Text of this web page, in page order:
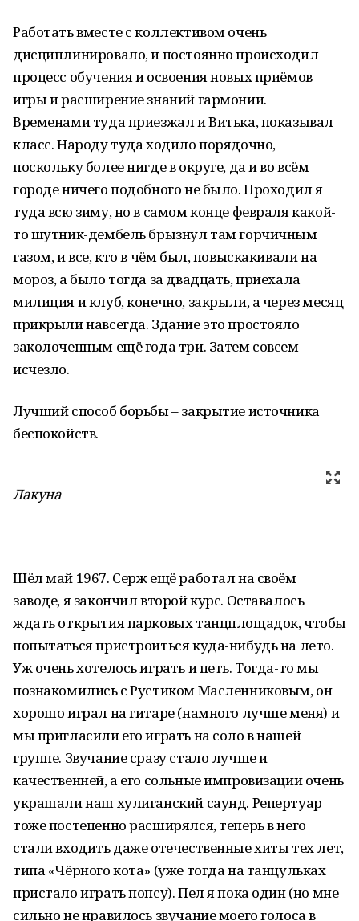
Работать вместе с коллективом очень
дисциплинировало, и постоянно происходил
процесс обучения и освоения новых приёмов
игры и расширение знаний гармонии.
Временами туда приезжал и Витька, показывал
класс. Народу туда ходило порядочно,
поскольку более нигде в округе, да и во всём
городе ничего подобного не было. Проходил я
туда всю зиму, но в самом конце февраля какой-
то шутник-дембель брызнул там горчичным
газом, и все, кто в чём был, повыскакивали на
мороз, а было тогда за двадцать, приехала
милиция и клуб, конечно, закрыли, а через месяц
прикрыли навсегда. Здание это простояло
заколоченным ещё года три. Затем совсем
исчезло.
Лучший способ борьбы – закрытие источника
беспокойств.
Лакуна
Шёл май 1967. Серж ещё работал на своём
заводе, я закончил второй курс. Оставалось
ждать открытия парковых танцплощадок, чтобы
попытаться пристроиться куда-нибудь на лето.
Уж очень хотелось играть и петь. Тогда-то мы
познакомились с Рустиком Масленниковым, он
хорошо играл на гитаре (намного лучше меня) и
мы пригласили его играть на соло в нашей
группе. Звучание сразу стало лучше и
качественней, а его сольные импровизации очень
украшали наш хулиганский саунд. Репертуар
тоже постепенно расширялся, теперь в него
стали входить даже отечественные хиты тех лет,
типа «Чёрного кота» (уже тогда на танцульках
пристало играть попсу). Пел я пока один (но мне
сильно не нравилось звучание моего голоса в